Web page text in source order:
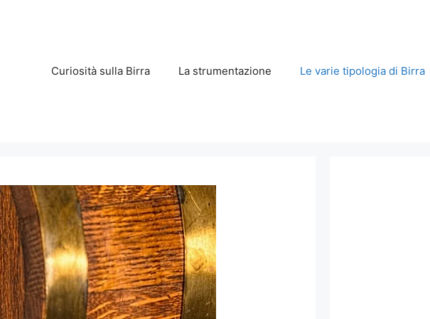
Curiosità sulla Birra La strumentazione Le varie tipologia di Birra